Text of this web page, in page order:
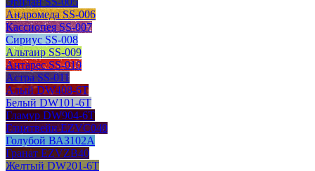
Андромеда SS-006
Кассиопея SS-007
Сириус SS-008
Альтаир SS-009
Антарес SS-010
Астра SS-011
Алый DW408-6T
Белый DW101-6T
Гламур DW904-6T
Глинтвейн EZVC040
Голубой ВАЗ102А
Гранат EZVZB40
Желтый DW201-6T